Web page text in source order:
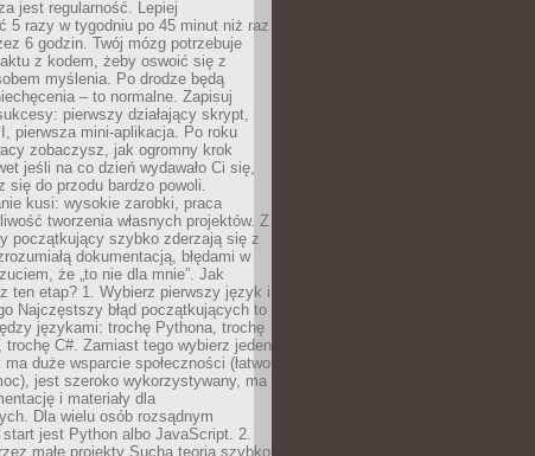
jest regularność. Lepiej
5 razy w tygodniu po 45 minut niż raz
6 godzin. Twój mózg potrzebuje
z kodem, żeby oswoić się z
myślenia. Po drodze będą
– to normalne. Zapisuj
pierwszy działający skrypt,
pierwsza mini-aplikacja. Po roku
zobaczysz, jak ogromny krok
jeśli na co dzień wydawało Ci się,
się do przodu bardzo powoli.
kusi: wysokie zarobki, praca
tworzenia własnych projektów. Z
początkujący szybko zderzają się z
dokumentacją, błędami w
że „to nie dla mnie”. Jak
ten etap? 1. Wybierz pierwszy język i
Najczęstszy błąd początkujących to
językami: trochę Pythona, trochę
trochę C#. Zamiast tego wybierz jeden
duże wsparcie społeczności (łatwo
jest szeroko wykorzystywany, ma
i materiały dla
Dla wielu osób rozsądnym
start jest Python albo JavaScript. 2.
małe projekty Sucha teoria szybko